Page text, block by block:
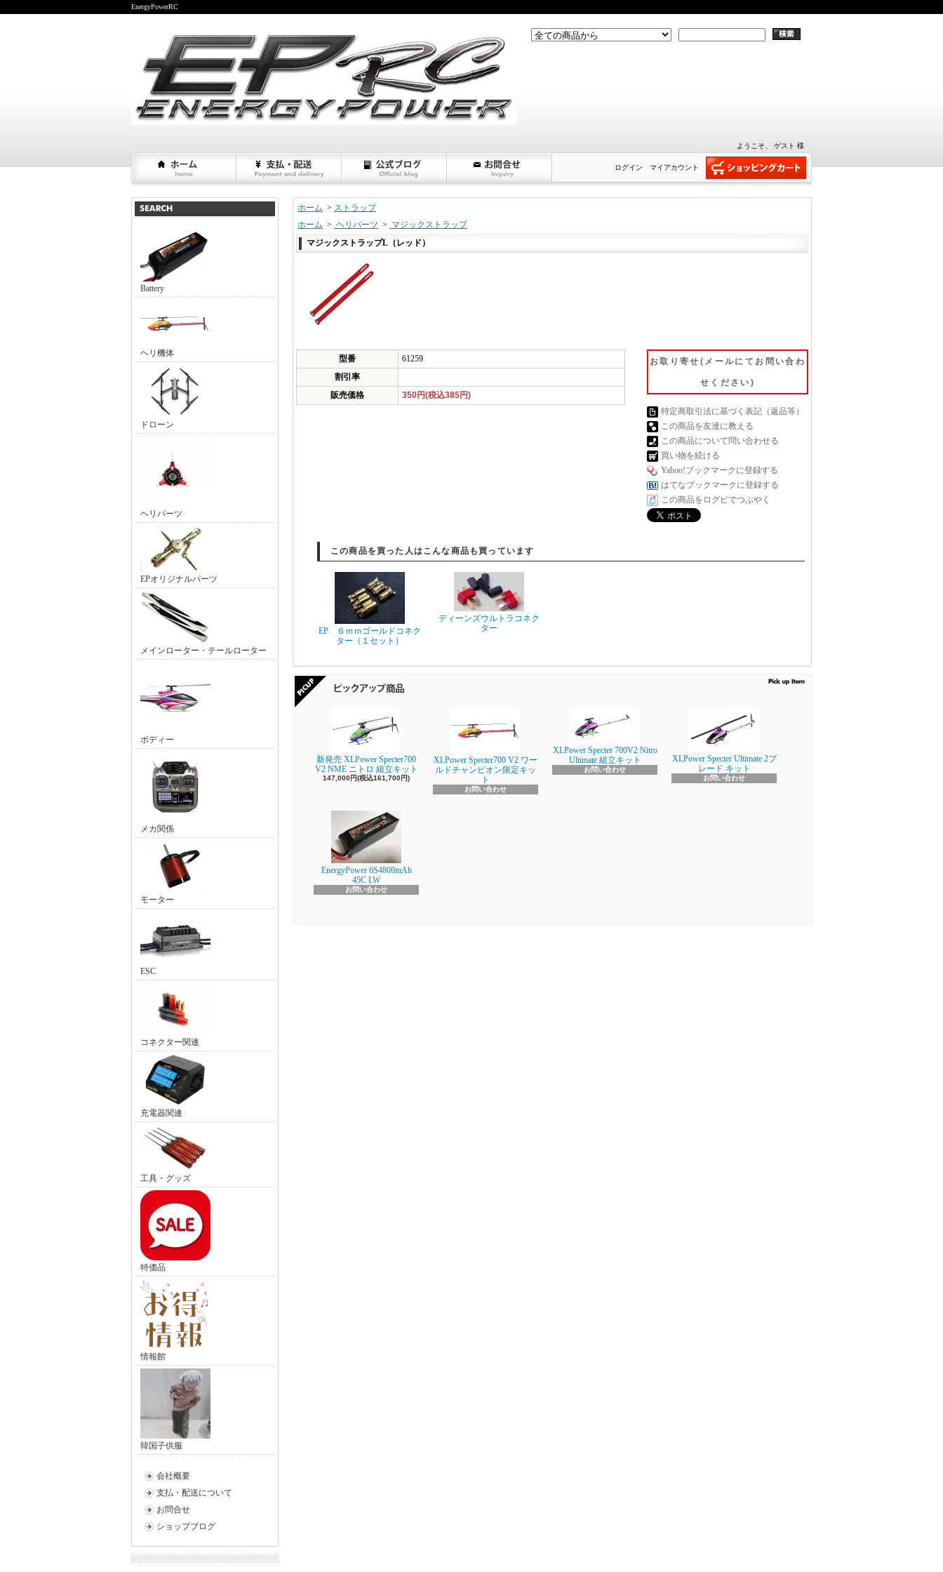
EnergyPowerRC
ようこそ、 ゲスト 様
マイアカウント
ログイン
Battery
ヘリ機体
ドローン
ヘリパーツ
EPオリジナルパーツ
メインローター・テールローター
ボディー
メカ関係
モーター
ESC
コネクター関連
充電器関連
工具・グッズ
特価品
情報館
韓国子供服
会社概要
支払・配送について
お問合せ
ショップブログ
ホーム > ストラップ
ホーム > ヘリパーツ > マジックストラップ
マジックストラップL（レッド）
型番
61259
割引率
販売価格
350円(税込385円)
お取り寄せ(メールにてお問い合わ
せください)
特定商取引法に基づく表記（返品等）
この商品を友達に教える
この商品について問い合わせる
買い物を続ける
Yahoo!ブックマークに登録する
はてなブックマークに登録する
この商品をログピでつぶやく
この商品を買った人はこんな商品も買っています
EP ６ｍｍゴールドコネク
ター（１セット）
ディーンズウルトラコネク
ター
新発売 XLPower Specter700
V2 NME ニトロ 組立キット
147,000円(税込161,700円)
XLPower Specter700 V2 ワー
ルドチャンピオン限定キッ
ト
お問い合わせ
XLPower Specter 700V2 Nitro
Ultimate 組立キット
お問い合わせ
XLPower Specter Ultimate 2ブ
レード キット
お問い合わせ
EnergyPower 6S4800mAh
45C LW
お問い合わせ